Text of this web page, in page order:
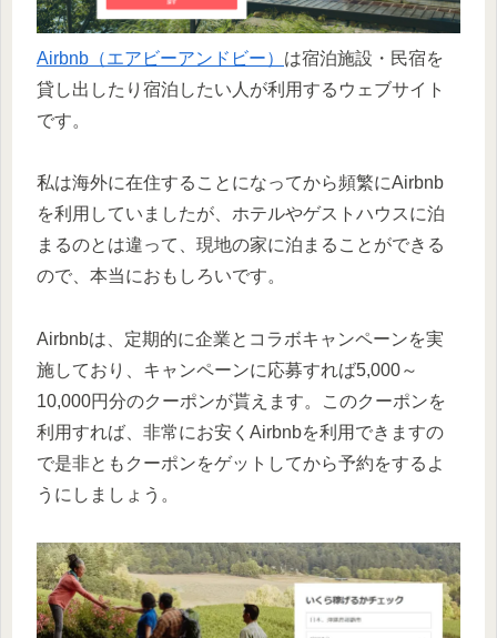
Airbnb（エアビーアンドビー） は宿泊施設・民宿を
貸し出したり宿泊したい人が利用するウェブサイト
です。
私は海外に在住することになってから頻繁にAirbnb
を利用していましたが、ホテルやゲストハウスに泊
まるのとは違って、現地の家に泊まることができる
ので、本当におもしろいです。
Airbnbは、定期的に企業とコラボキャンペーンを実
施しており、キャンペーンに応募すれば5,000～
10,000円分のクーポンが貰えます。このクーポンを
利用すれば、非常にお安くAirbnbを利用できますの
で是非ともクーポンをゲットしてから予約をするよ
うにしましょう。